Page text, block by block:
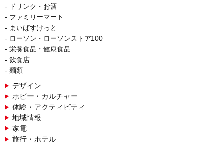
ドリンク・お酒
ファミリーマート
まいばすけっと
ローソン・ローソンストア100
栄養食品・健康食品
飲食店
麺類
デザイン
ホビー・カルチャー
体験・アクティビティ
地域情報
家電
旅行・ホテル